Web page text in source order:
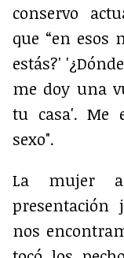
conservo
que “en esos
estás?'
me doy una
tu casa'. Me
sexo".
La mujer
presentación
nos